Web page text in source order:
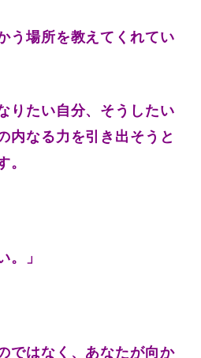
う場所を教えてくれてい
りたい自分、そうしたい
内なる力を引き出そうと
。」
ではなく、あなたが向か